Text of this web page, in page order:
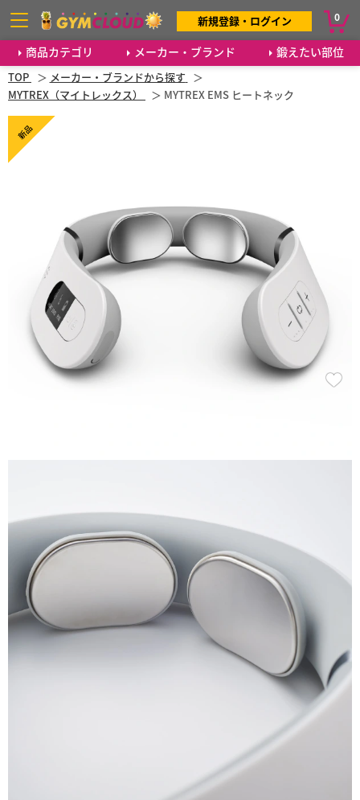
商品カテゴリ メーカー・ブランド 鍛えたい部位
新規登録・ログイン 0
TOP
メーカー・ブランドから探す
MYTREX（マイトレックス）
MYTREX EMS ヒートネック
新品